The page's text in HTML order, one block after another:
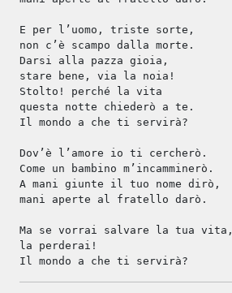
E per l’uomo, triste sorte,
non c’è scampo dalla morte.
Darsi alla pazza gioia,
stare bene, via la noia!
Stolto! perché la vita
questa notte chiederò a te.
Il mondo a che ti servirà?
Dov’è l’amore io ti cercherò.
Come un bambino m’incamminerò.
A mani giunte il tuo nome dirò,
mani aperte al fratello darò.
Ma se vorrai salvare la tua vita,
la perderai!
Il mondo a che ti servirà?